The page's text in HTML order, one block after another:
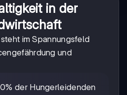
in der
im Spannungsfeld
und
der Hungerleidenden